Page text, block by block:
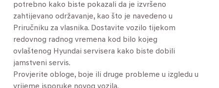
potrebno kako biste pokazali da je izvršeno
zahtijevano održavanje, kao što je navedeno u
Priručniku za vlasnika. Dostavite vozilo tijekom
redovnog radnog vremena kod bilo kojeg
ovlaštenog Hyundai servisera kako biste dobili
jamstveni servis.
Provjerite obloge, boje ili druge probleme u izgledu u